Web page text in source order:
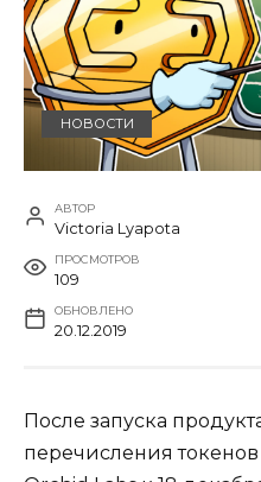
НОВОСТИ
АВТОР
Victoria Lyapota
ПРОСМОТРОВ
109
ОБНОВЛЕНО
20.12.2019
После запуска
перечисления токенов